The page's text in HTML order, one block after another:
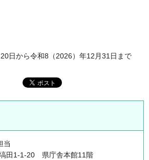
日から令和8（2026）年12月31日まで
当
田1-1-20 県庁舎本館11階